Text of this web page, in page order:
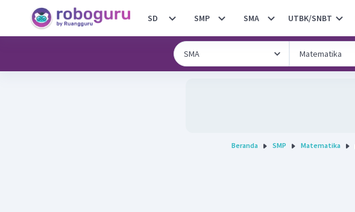
SD SMP SMA UTBK/SNBT
Beranda SMP Matematika